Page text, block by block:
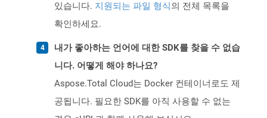
있습니다. 지원되는 파일 형식의 전체 목록을
확인하세요.
내가 좋아하는 언어에 대한 SDK를 찾을 수 없습
니다. 어떻게 해야 하나요?
Aspose.Total Cloud는 Docker 컨테이너로도 제
공됩니다. 필요한 SDK를 아직 사용할 수 없는